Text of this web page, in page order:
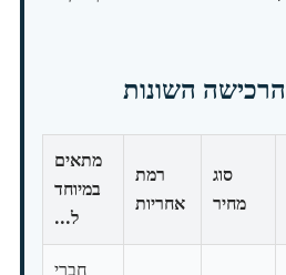
השונות
סוג
מחיר
רמת
אחריות
מתאים
במיוחד
ל...
חברי